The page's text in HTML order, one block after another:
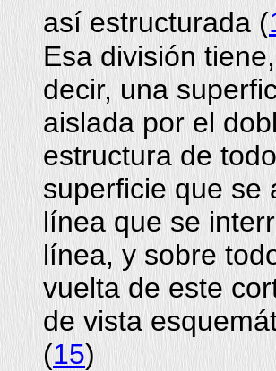
así estructurada (
Esa división
decir, una
aislada por el
estructura de
superficie que se
línea que se
línea, y sobre
vuelta de este
de vista
(15)